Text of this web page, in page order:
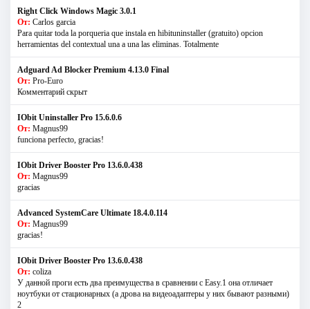
Right Click Windows Magic 3.0.1
От: Carlos garcia
Para quitar toda la porqueria que instala en hibituninstaller (gratuito) opcion
herramientas del contextual una a una las eliminas. Totalmente
Adguard Ad Blocker Premium 4.13.0 Final
От: Pro-Euro
Комментарий скрыт
IObit Uninstaller Pro 15.6.0.6
От: Magnus99
funciona perfecto, gracias!
IObit Driver Booster Pro 13.6.0.438
От: Magnus99
gracias
Advanced SystemCare Ultimate 18.4.0.114
От: Magnus99
gracias!
IObit Driver Booster Pro 13.6.0.438
От: coliza
У данной проги есть два преимущества в сравнении с Easy.1 она отличает
ноутбуки от стационарных (а дрова на видеоадаптеры у них бывают разными)
2